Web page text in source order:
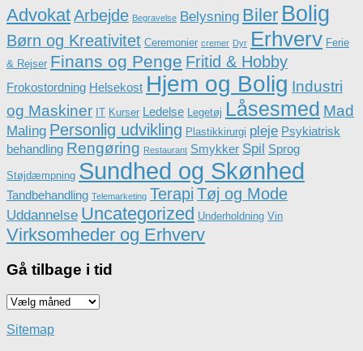
AdvokatArbejde Begravelse Belysning Biler Bolig
Børn og Kreativitet Ceremonier cremer Dyr Erhverv Ferie
& Rejser Finans og Penge Fritid & Hobby
Frokostordning Helsekost Hjem og Bolig Industri
og Maskiner IT Kurser Ledelse Legetøj Låsesmed Mad
Maling Personlig udvikling Plastikkirurgi pleje Psykiatrisk
behandling Rengøring Restaurant Smykker Spil Sprog
Støjdæmpning Sundhed og Skønhed
Tandbehandling Telemarketing Terapi Tøj og Mode
Uddannelse Uncategorized Underholdning Vin
Virksomheder og Erhverv
Gå tilbage i tid
Gå
iSitemap